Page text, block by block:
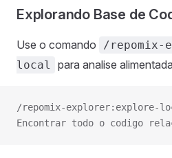
Explorando Base de
Use o comando
/repomix-
local
para analise
/repomix-explorer:explore-
Encontrar todo o codigo